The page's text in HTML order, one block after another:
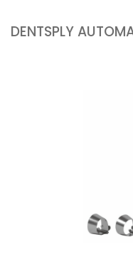
DENTSPLY